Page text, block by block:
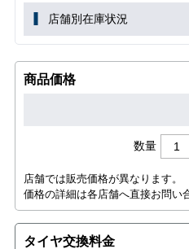
店舗別在庫状況
商品価格
数量
店舗では販売価格が異なります。
価格の詳細は各店舗へ直接お問い
タイヤ交換料金